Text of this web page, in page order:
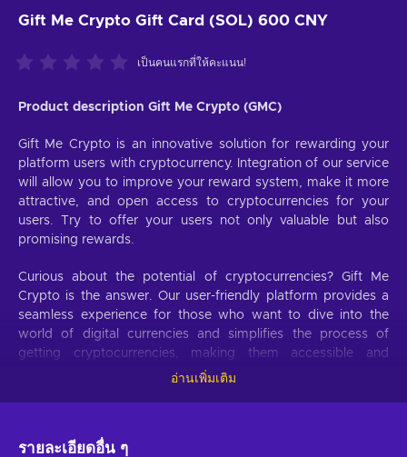
Gift Me Crypto Gift Card (SOL) 600 CNY
เป็นคนแรกที่ให้คะแนน!
Product description Gift Me Crypto (GMC)
Gift Me Crypto is an innovative solution for rewarding your
platform users with cryptocurrency. Integration of our service
will allow you to improve your reward system, make it more
attractive, and open access to cryptocurrencies for your
users. Try to offer your users not only valuable but also
promising rewards.
Curious about the potential of cryptocurrencies? Gift Me
Crypto is the answer. Our user-friendly platform provides a
seamless experience for those who want to dive into the
world of digital currencies and simplifies the process of
getting cryptocurrencies, making them accessible and
users can easily receive popular cryptocurrencies such as
อ่านเพิ่มเติม
รายละเอียดอื่น ๆ